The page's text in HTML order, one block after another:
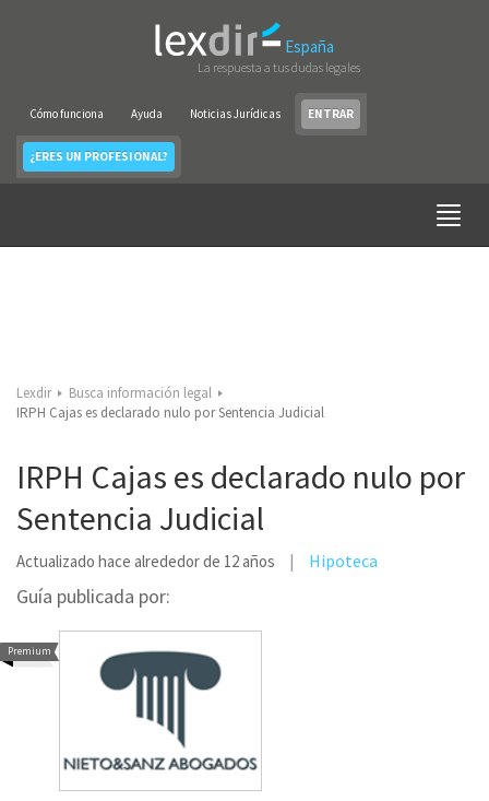
España
La respuesta a tus dudas legales
Cómo funciona Ayuda Noticias Jurídicas ENTRAR
¿ERES UN PROFESIONAL?
Lexdir
Busca información legal
IRPH Cajas es declarado nulo por Sentencia Judicial
IRPH Cajas es declarado nulo por
Sentencia Judicial
Actualizado hace alrededor de 12 años Hipoteca
Guía publicada por:
Premium